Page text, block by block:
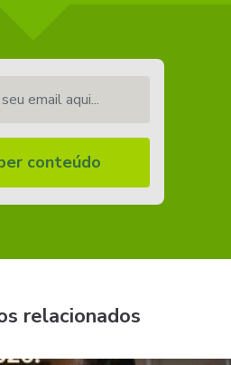
conteúdo
relacionados